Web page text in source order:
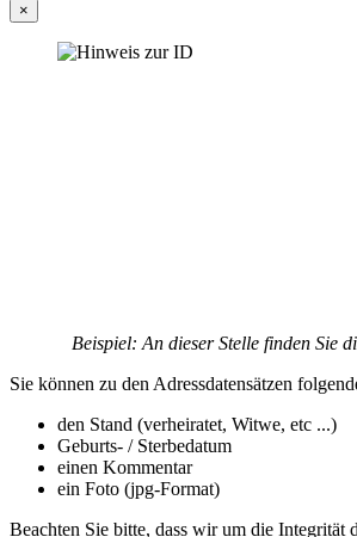
×
Beispiel: An dieser Stelle finden Sie
Sie können zu den Adressdatensätzen
den Stand (verheiratet, Witwe, etc ...)
Geburts- / Sterbedatum
einen Kommentar
ein Foto (jpg-Format)
Beachten Sie bitte, dass wir um die Integrität